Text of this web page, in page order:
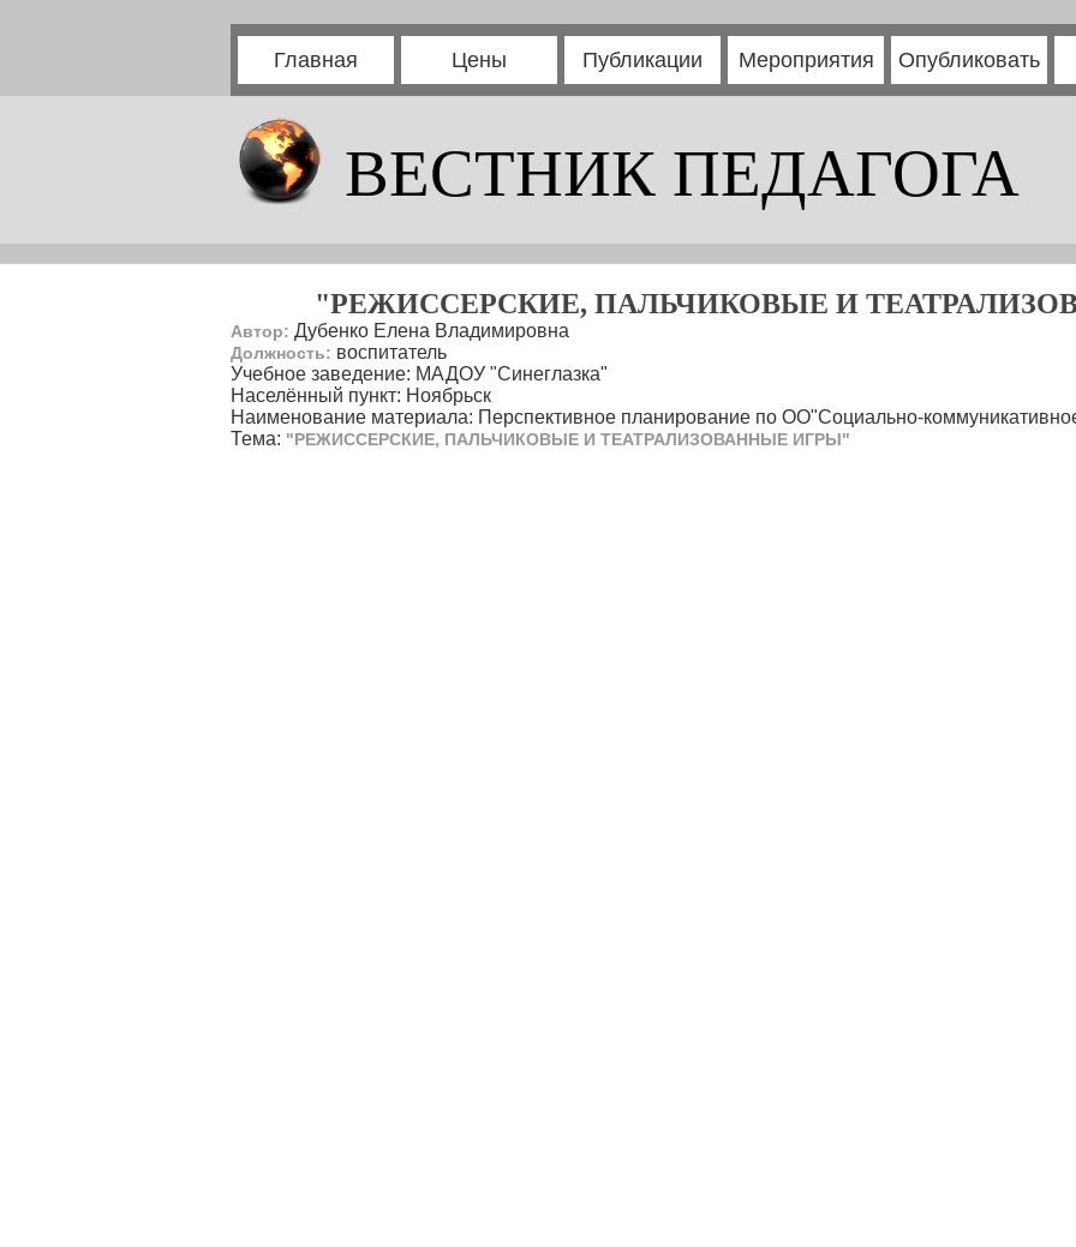
Главная Цены Публикации Мероприятия Опубликовать
ВЕСТНИК ПЕДАГОГА
"РЕЖИССЕРСКИЕ, ПАЛЬЧИКОВЫЕ И
Автор: Дубенко Елена Владимировна
Должность: воспитатель
Учебное заведение: МАДОУ "Синеглазка"
Населённый пункт: Ноябрьск
Наименование материала: Перспективное планирование по ОО"Социально-
Тема: "РЕЖИССЕРСКИЕ, ПАЛЬЧИКОВЫЕ И ТЕАТРАЛИЗОВАННЫЕ ИГРЫ"